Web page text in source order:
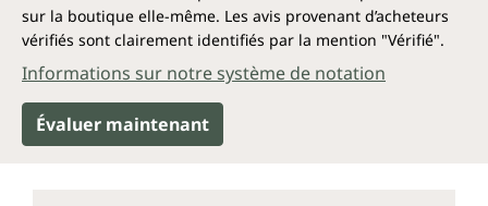
sélectionnés pour l'aider à maintenir son équilibre au
quotidien. Les comprimés pratiques sont faciles à
emporter et à prendre à tout moment.
Spectre d'action*
sur la boutique elle-même. Les avis provenant d’acheteurs
vérifiés sont clairement identifiés par la mention "Vérifié".
Informations sur notre système de notation
Évaluer maintenant